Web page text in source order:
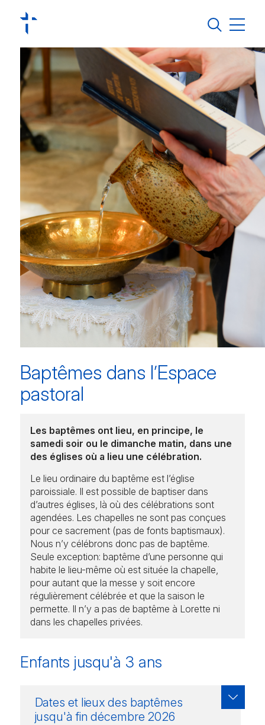
Jura Pastoral
Régions pastorales
Vivre sa foi
S’engager
Groupements et missions linguistiques
Agenda
Contact
Annuaire
Salles à louer
Messes et célébrations
Solstices
Retour en images
Baptêmes dans l’Espace
pastoral
Les baptêmes ont lieu, en principe, le
samedi soir ou le dimanche matin, dans une
des églises où a lieu une célébration.
Le lieu ordinaire du baptême est l’église
paroissiale. Il est possible de baptiser dans
d’autres églises, là où des célébrations sont
agendées. Les chapelles ne sont pas conçues
pour ce sacrement (pas de fonts baptismaux).
Nous n’y célébrons donc pas de baptême.
Seule exception: baptême d’une personne qui
habite le lieu-même où est située la chapelle,
pour autant que la messe y soit encore
régulièrement célébrée et que la saison le
permette. Il n’y a pas de baptême à Lorette ni
dans les chapelles privées.
Enfants jusqu'à 3 ans
Dates et lieux des baptêmes
jusqu'à fin décembre 2026